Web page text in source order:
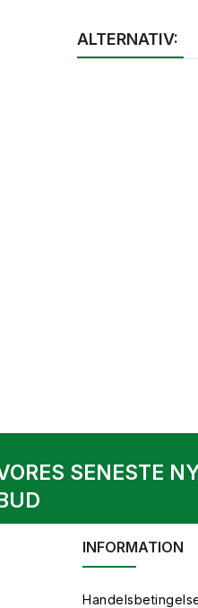
ALTERNATIV:
SENESTE
INFORMATION